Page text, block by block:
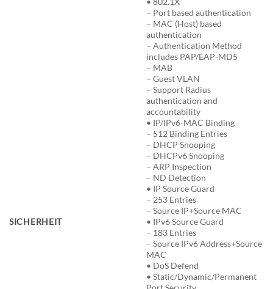
SICHERHEIT
– Port based authentication
– MAC (Host) based
authentication
– Authentication Method
includes PAP/EAP-MD5
– MAB
– Guest VLAN
– Support Radius
authentication and
accountability
• IP/IPv6-MAC Binding
– 512 Binding Entries
– DHCP Snooping
– DHCPv6 Snooping
– ARP Inspection
– ND Detection
• IP Source Guard
– 253 Entries
– Source IP+Source MAC
• IPv6 Source Guard
– 183 Entries
– Source IPv6 Address+Source
MAC
• DoS Defend
• Static/Dynamic/Permanent